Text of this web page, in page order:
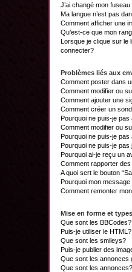
J’ai changé mon
Ma langue n’est pas
Comment afficher une
Qu’est-ce que mon
Lorsque je clique sur le
connecter?
Problèmes liés aux
Comment poster dans
Comment modifier ou
Comment ajouter une
Comment créer un
Pourquoi ne puis-je pas
Comment modifier ou
Pourquoi ne puis-je
Pourquoi ne puis-je
Pourquoi ai-je reçu un
Comment rapporter
A quoi sert le bouton
Pourquoi mon message
Comment remonter
Mise en forme et
Que sont les BBCodes?
Puis-je utiliser le HTML?
Que sont les smileys?
Puis-je publier des
Que sont les annonces
Que sont les annonces?